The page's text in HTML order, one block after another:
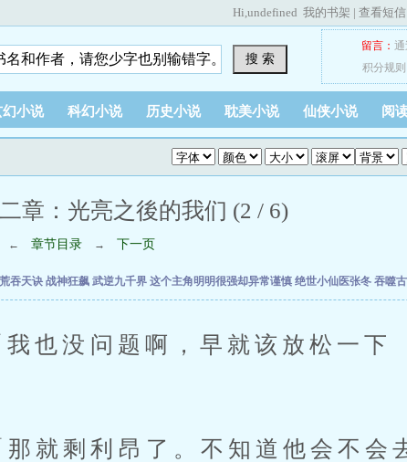
Hi,undefined 我的书架 | 查看短信
搜 索
留言： 通
积分规则
幻小说 科幻小说 历史小说 耽美小说 仙侠小说 阅
章：光亮之後的我们 (2 / 6)
← 章节目录 → 下一页
吞天诀 战神狂飙 武逆九千界 这个主角明明很强却异常谨慎 绝世小仙医张冬 吞噬
没问题啊，早就该放松一下
剩利昂了。不知道他会不会